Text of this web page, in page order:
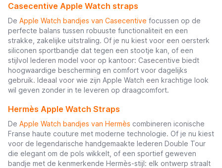
Casecentive Apple Watch straps
De Apple Watch bandjes van Casecentive focussen op de
perfecte balans tussen robuuste functionaliteit en een
strakke, zakelijke uitstraling. Of je nu kiest voor een oersterk
siliconen sportbandje dat tegen een stootje kan, of een
stijlvol lederen model voor op kantoor: Casecentive biedt
hoogwaardige bescherming en comfort voor dagelijks
gebruik. Ideaal voor wie zijn Apple Watch een krachtige look
wil geven zonder in te leveren op draagcomfort.
Hermès Apple Watch Straps
De Apple Watch bandjes van Hermès combineren iconische
Franse haute couture met moderne technologie. Of je nu kiest
voor de legendarische handgemaakte lederen Double Tour
die elegant om de pols wikkelt, of een sportief geweven
bandje met de kenmerkende Hermès-stijl: elk ontwerp straalt